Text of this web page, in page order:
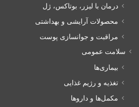
درمان با لیزر، بوتاکس، ژل
محصولات آرایشی و بهداشتی
مراقبت و جوانسازی پوست
سلامت عمومی
بیماری‌ها
تغذیه و رژیم غذایی
مکمل‌ها و داروها